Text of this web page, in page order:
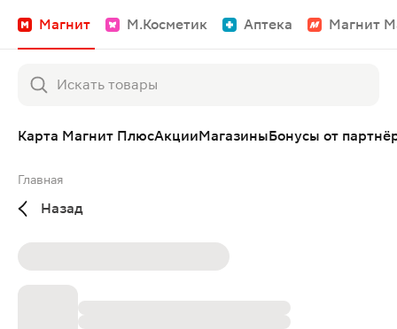
Магнит М.Косметик Аптека Магнит
Карта Магнит ПлюсАкцииМагазиныБонусы от
Главная
Назад